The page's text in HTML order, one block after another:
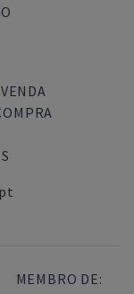
MEMBRO DE: